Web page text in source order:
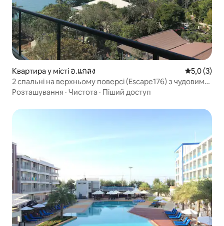
Квартира у місті อ.แกลง Середня
5,0 (3)
2 спальні на верхньому поверсі (Escape176) з чудовим
видом на море
Розташування · Чистота · Піший доступ